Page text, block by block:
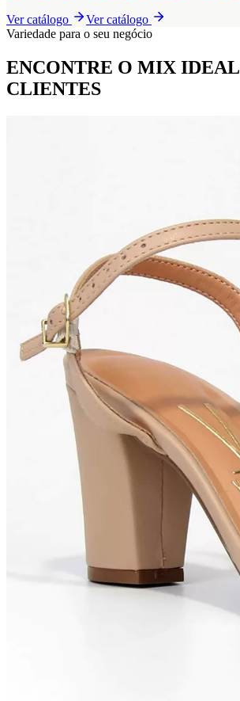
Ver catálogo
Ver catálogo
Variedade para o seu negócio
ENCONTRE O MIX IDEAL
CLIENTES